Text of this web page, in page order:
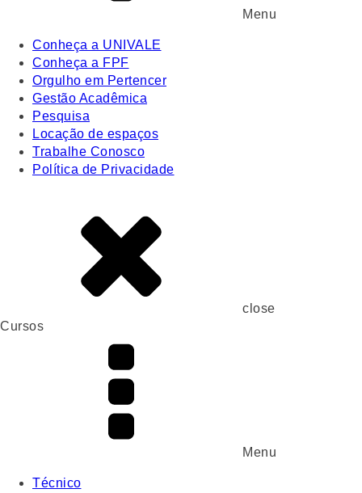
Menu
Conheça a UNIVALE
Conheça a FPF
Orgulho em Pertencer
Gestão Acadêmica
Pesquisa
Locação de espaços
Trabalhe Conosco
Política de Privacidade
close
Cursos
Menu
Técnico